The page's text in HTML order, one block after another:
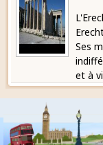
Ses
et à